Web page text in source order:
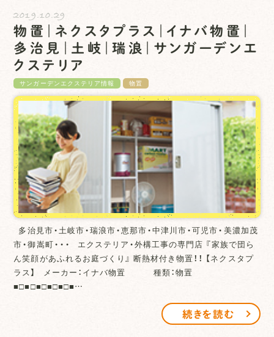
2019.10.29
物置｜ネクスタプラス｜イナバ物置｜
多治見｜土岐｜瑞浪｜サンガーデンエ
クステリア
サンガーデンエクステリア情報 物置
多治見市・土岐市・瑞浪市・恵那市・中津川市・可児市・美濃加茂
市・御嵩町・・・ エクステリア・外構工事の専門店 『家族で団ら
ん笑顔があふれるお庭づくり』 断熱材付き物置！！ 【ネクスタプ
ラス】 メーカー：イナバ物置 種類：物置
■□■□■□■□■□■…
続きを読む